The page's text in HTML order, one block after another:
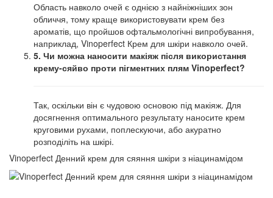
Область навколо очей є однією з найніжніших зон
обличчя, тому краще використовувати крем без
ароматів, що пройшов офтальмологічні випробування,
наприклад, Vinoperfect Крем для шкіри навколо очей.
5. Чи можна наносити макіяж після використання
крему-сяйво проти пігментних плям Vinoperfect?
Так, оскільки він є чудовою основою під макіяж. Для
досягнення оптимального результату наносите крем
круговими рухами, поплескуючи, або акуратно
розподіліть на шкірі.
Vinoperfect Денний крем для сяяння шкіри з ніацинамідом